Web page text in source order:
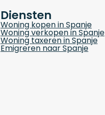
Diensten
Woning kopen in Spanje
Woning verkopen in Spanje
Woning taxeren in Spanje
Emigreren naar Spanje